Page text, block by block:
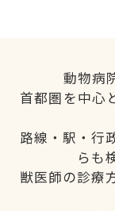
動物病
首都圏を中心
路線・駅・行
らも
獣医師の診療